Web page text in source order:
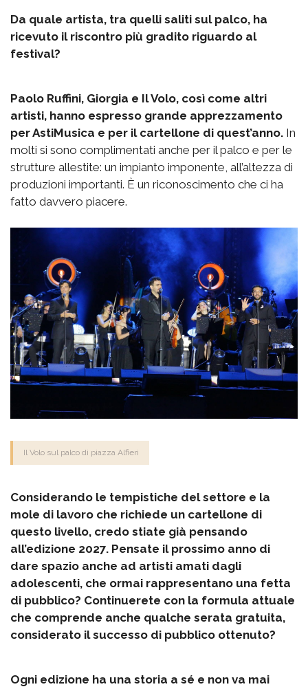
Da quale artista, tra quelli saliti sul palco, ha
ricevuto il riscontro più gradito riguardo al
festival?
Paolo Ruffini, Giorgia e Il Volo, così come altri
artisti, hanno espresso grande apprezzamento
per AstiMusica e per il cartellone di quest’anno. In
molti si sono complimentati anche per il palco e per le
strutture allestite: un impianto imponente, all’altezza di
produzioni importanti. È un riconoscimento che ci ha
fatto davvero piacere.
Il Volo sul palco di piazza Alfieri
Considerando le tempistiche del settore e la
mole di lavoro che richiede un cartellone di
questo livello, credo stiate già pensando
all’edizione 2027. Pensate il prossimo anno di
dare spazio anche ad artisti amati dagli
adolescenti, che ormai rappresentano una fetta
di pubblico? Continuerete con la formula attuale
che comprende anche qualche serata gratuita,
considerato il successo di pubblico ottenuto?
Ogni edizione ha una storia a sé e non va mai